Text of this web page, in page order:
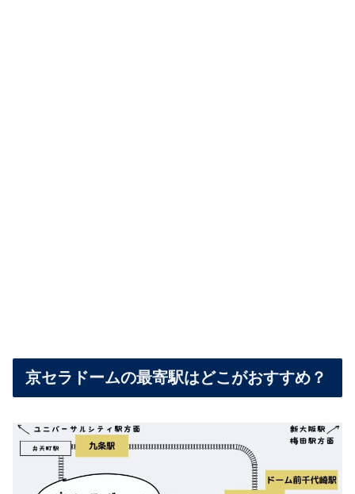
京セラドームの最寄駅はどこがおすすめ？